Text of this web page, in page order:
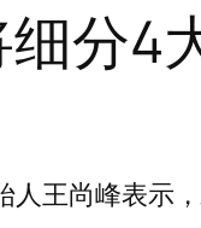
分4
王尚峰表示